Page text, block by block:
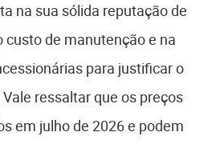
na sua sólida reputação de
custo de manutenção e na
para justificar o
ressaltar que os preços
em julho de 2026 e podem